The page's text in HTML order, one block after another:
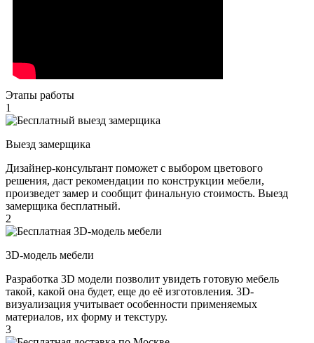
Этапы работы
1
Выезд замерщика
Дизайнер-консультант поможет с выбором цветового
решения, даст рекомендации по конструкции мебели,
произведет замер и сообщит финальную стоимость. Выезд
замерщика бесплатный.
2
3D-модель мебели
Разработка 3D модели позволит увидеть готовую мебель
такой, какой она будет, еще до её изготовления. 3D-
визуализация учитывает особенности применяемых
материалов, их форму и текстуру.
3